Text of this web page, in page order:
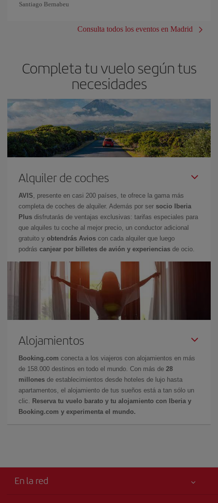
Santiago Bernabeu
Consulta todos los eventos en Madrid
Completa tu vuelo según tus
necesidades
Alquiler de coches
AVIS, presente en casi 200 países, te ofrece la gama más
completa de coches de alquiler. Además por ser socio Iberia
Plus disfrutarás de ventajas exclusivas: tarifas especiales para
que alquiles tu coche al mejor precio, un conductor adicional
gratuito y obtendrás Avios con cada alquiler que luego
podrás canjear por billetes de avión y experiencias de ocio.
Alojamientos
Booking.com conecta a los viajeros con alojamientos en más
de 158.000 destinos en todo el mundo. Con más de 28
millones de establecimientos desde hoteles de lujo hasta
apartamentos, el alojamiento de tus sueños está a tan sólo un
clic. Reserva tu vuelo barato y tu alojamiento con Iberia y
Booking.com y experimenta el mundo.
En la red